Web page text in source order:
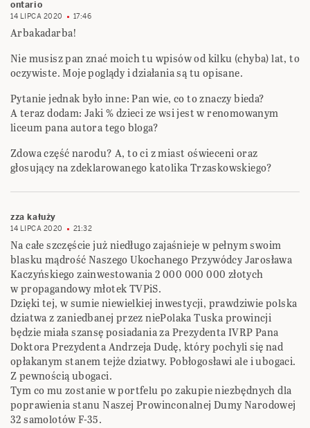
ontario
14 LIPCA 2020 17:46
Arbakadarba!
Nie musisz pan znać moich tu wpisów od kilku (chyba) lat, to
oczywiste. Moje poglądy i działania są tu opisane.
Pytanie jednak było inne: Pan wie, co to znaczy bieda?
A teraz dodam: Jaki % dzieci ze wsi jest w renomowanym
liceum pana autora tego bloga?
Zdowa część narodu? A, to ci z miast oświeceni oraz
głosujący na zdeklarowanego katolika Trzaskowskiego?
zza kałuży
14 LIPCA 2020 21:32
Na całe szczęście już niedługo zajaśnieje w pełnym swoim
blasku mądrość Naszego Ukochanego Przywódcy Jarosława
Kaczyńskiego zainwestowania 2 000 000 000 złotych
w propagandowy młotek TVPiS.
Dzięki tej, w sumie niewielkiej inwestycji, prawdziwie polska
dziatwa z zaniedbanej przez niePolaka Tuska prowincji
będzie miała szansę posiadania za Prezydenta IVRP Pana
Doktora Prezydenta Andrzeja Dudę, który pochyli się nad
opłakanym stanem tejże dziatwy. Pobłogosławi ale i ubogaci.
Z pewnością ubogaci.
Tym co mu zostanie w portfelu po zakupie niezbędnych dla
poprawienia stanu Naszej Prowinconalnej Dumy Narodowej
32 samolotów F-35.